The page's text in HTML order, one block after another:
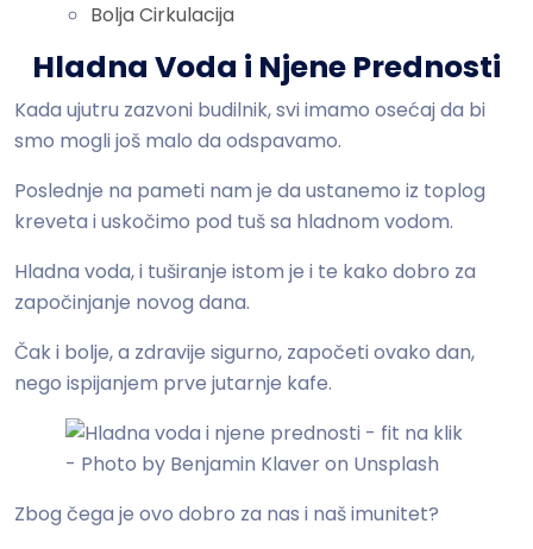
Bolja Cirkulacija
Hladna Voda i Njene Prednosti
Kada ujutru zazvoni budilnik, svi imamo osećaj da bi
smo mogli još malo da odspavamo.
Poslednje na pameti nam je da ustanemo iz toplog
kreveta i uskočimo pod tuš sa hladnom vodom.
Hladna voda, i tuširanje istom je i te kako dobro za
započinjanje novog dana.
Čak i bolje, a zdravije sigurno, započeti ovako dan,
nego ispijanjem prve jutarnje kafe.
Zbog čega je ovo dobro za nas i naš imunitet?